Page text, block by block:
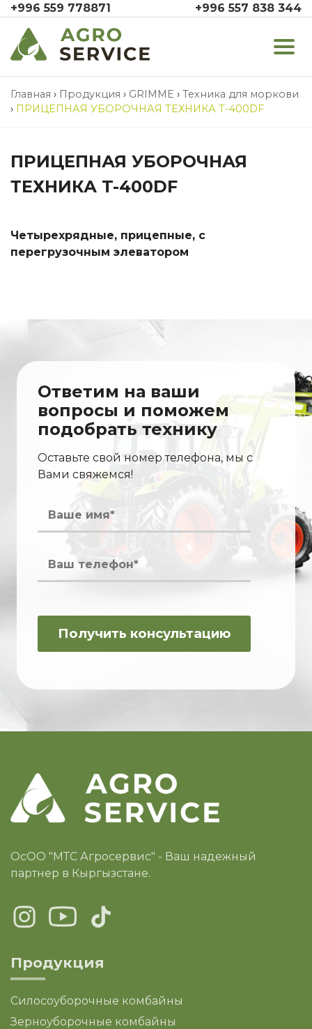
+996 559 778871 +996 557 838 344
Главная › Продукция › GRIMME › Техника для моркови
› ПРИЦЕПНАЯ УБОРОЧНАЯ ТЕХНИКА T-400DF
ПРИЦЕПНАЯ УБОРОЧНАЯ
ТЕХНИКА T-400DF
Четырехрядные, прицепные, с
перегрузочным элеватором
Ответим на ваши
вопросы и поможем
подобрать технику
Оставьте свой номер телефона, мы с
Вами свяжемся!
ОсОО "МТС Агросервис" - Ваш надежный
партнер в Кыргызстане.
Продукция
Силосоуборочные комбайны
Зерноуборочные комбайны